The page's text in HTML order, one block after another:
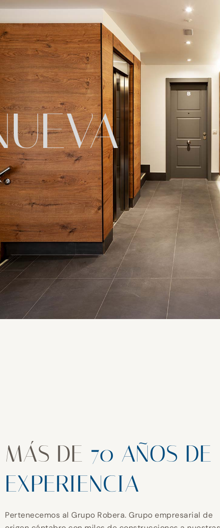
MÁS DE 70 AÑOS DE
EXPERIENCIA
Pertenecemos al Grupo Robera. Grupo empresarial de